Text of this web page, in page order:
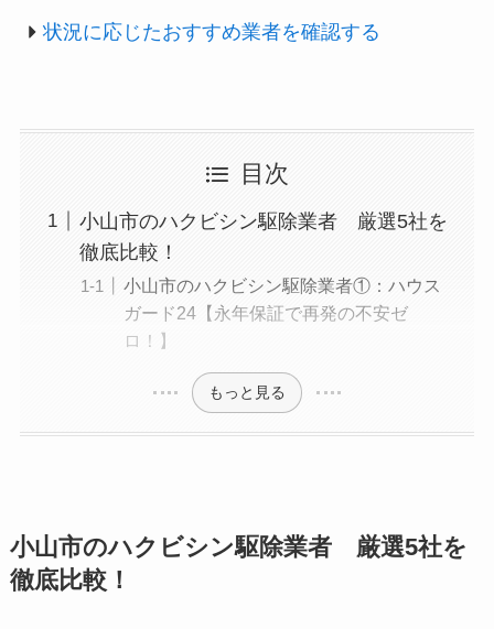
状況に応じたおすすめ業者を確認する
目次
小山市のハクビシン駆除業者 厳選5社を
徹底比較！
小山市のハクビシン駆除業者①：ハウス
ガード24【永年保証で再発の不安ゼ
ロ！】
もっと見る
小山市のハクビシン駆除業者 厳選5社を
徹底比較！